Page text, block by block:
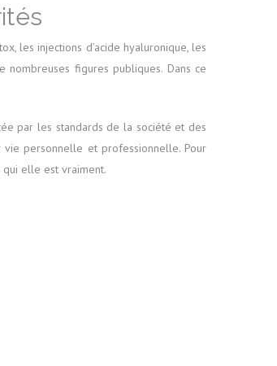
les injections d’acide hyaluronique, les
figures publiques. Dans ce
par les standards de la société et des
vie personnelle et professionnelle. Pour
elle est vraiment.